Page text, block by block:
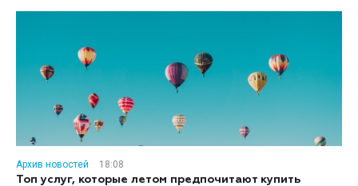
Архив новостей
18:08
Топ услуг, которые летом предпочитают купить